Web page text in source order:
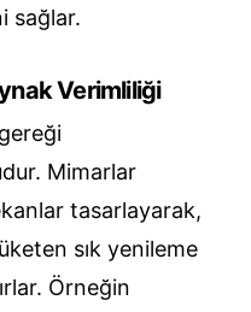
sağlar.
Verimliliği
Mimarlar
tasarlayarak,
sık yenileme
Örneğin